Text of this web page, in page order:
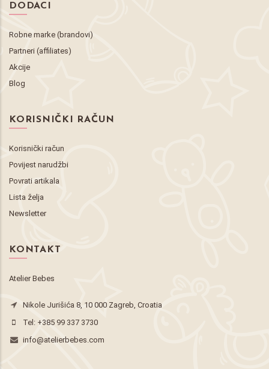
DODACI
Robne marke (brandovi)
Partneri (affiliates)
Akcije
Blog
KORISNIČKI RAČUN
Korisnički račun
Povijest narudžbi
Povrati artikala
Lista želja
Newsletter
KONTAKT
Atelier Bebes
Nikole Jurišića 8, 10 000 Zagreb, Croatia
Tel: +385 99 337 3730
info@atelierbebes.com